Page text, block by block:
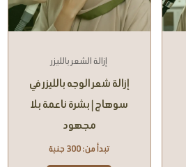
إزالة الشعر بالليزر
إزالة شعر الوجه بالليزر في
سوهاج | بشرة ناعمة بلا
مجهود
تبدأ من:300 جنية